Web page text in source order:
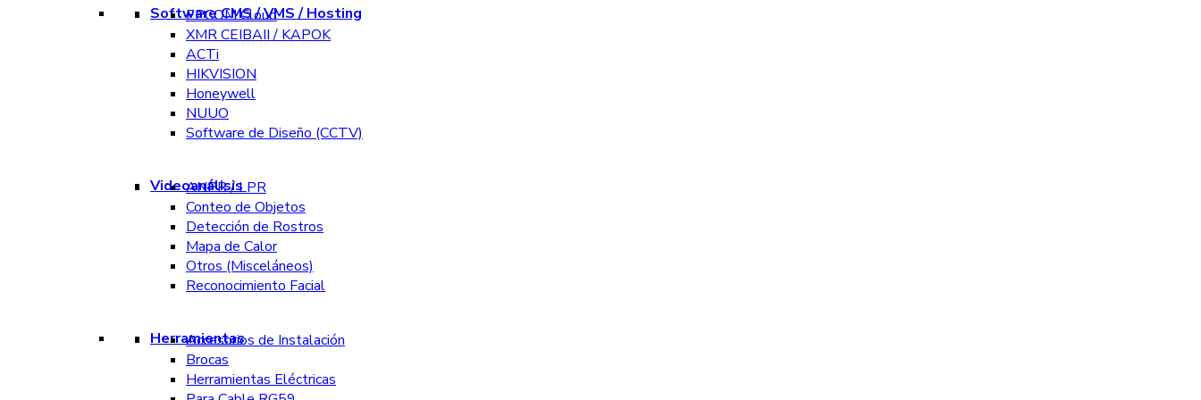
Software CMS / VMS / Hosting
EPCOM Cloud
XMR CEIBAII / KAPOK
ACTi
HIKVISION
Honeywell
NUUO
Software de Diseño (CCTV)
Videoanálisis
ANPR / LPR
Conteo de Objetos
Detección de Rostros
Mapa de Calor
Otros (Misceláneos)
Reconocimiento Facial
Herramientas
Accesorios de Instalación
Brocas
Herramientas Eléctricas